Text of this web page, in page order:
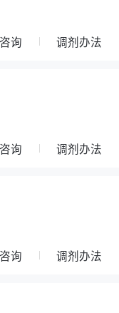
询 调剂办法
询 调剂办法
询 调剂办法